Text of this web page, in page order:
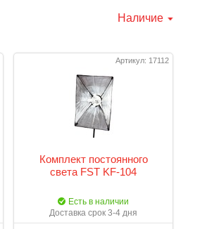
Наличие
Артикул: 17112
Комплект постоянного
света FST KF-104
Есть в наличии
Доставка срок 3-4 дня